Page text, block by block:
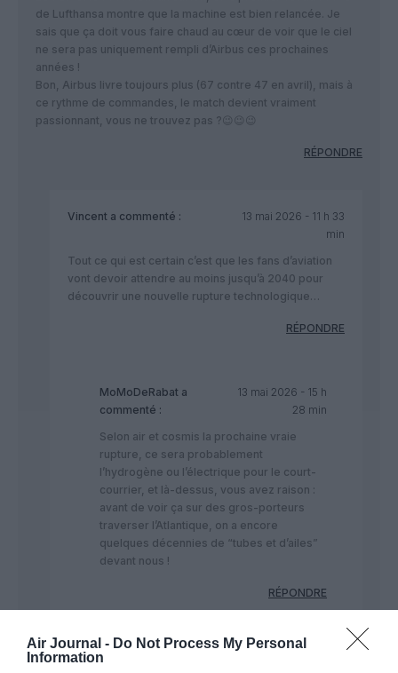
Air Journal - Do Not Process My Personal
Information
de Lufthansa montre que la machine est bien relancée. Je
sais que ça doit vous faire chaud au cœur de voir que le ciel
ne sera pas uniquement rempli d’Airbus ces prochaines
années !
Bon, Airbus livre toujours plus (67 contre 47 en avril), mais à
ce rythme de commandes, le match devient vraiment
passionnant, vous ne trouvez pas ?😉😉😉
RÉPONDRE
Vincent a commenté :
13 mai 2026 - 11 h 33
min
Tout ce qui est certain c’est que les fans d’aviation
vont devoir attendre au moins jusqu’à 2040 pour
découvrir une nouvelle rupture technologique…
RÉPONDRE
MoMoDeRabat a
commenté :
13 mai 2026 - 15 h
28 min
​Selon air et cosmis la prochaine vraie
rupture, ce sera probablement
l’hydrogène ou l’électrique pour le court-
courrier, et là-dessus, vous avez raison :
avant de voir ça sur des gros-porteurs
traverser l’Atlantique, on a encore
quelques décennies de “tubes et d’ailes”
devant nous !
RÉPONDRE